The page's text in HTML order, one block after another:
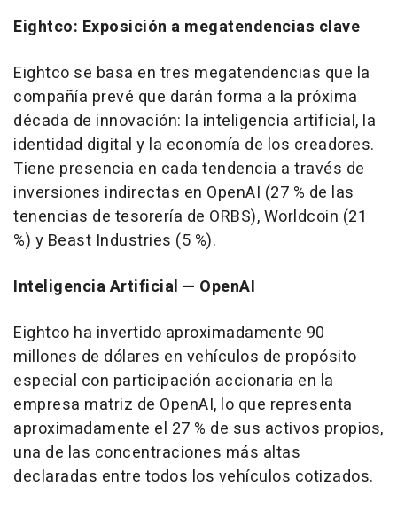
Eightco: Exposición a megatendencias clave
Eightco se basa en tres megatendencias que la
compañía prevé que darán forma a la próxima
década de innovación: la inteligencia artificial, la
identidad digital y la economía de los creadores.
Tiene presencia en cada tendencia a través de
inversiones indirectas en OpenAI (27 % de las
tenencias de tesorería de ORBS), Worldcoin (21
%) y Beast Industries (5 %).
Inteligencia Artificial — OpenAI
Eightco ha invertido aproximadamente 90
millones de dólares en vehículos de propósito
especial con participación accionaria en la
empresa matriz de OpenAI, lo que representa
aproximadamente el 27 % de sus activos propios,
una de las concentraciones más altas
declaradas entre todos los vehículos cotizados.